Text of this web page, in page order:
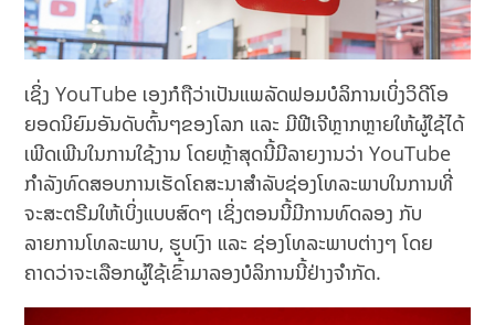
ເຊິ່ງ YouTube ເອງກໍຖືວ່າເປັນແພລັດຟອມບໍລິການເບິ່ງວິດີໂອ
ຍອດນິຍົມອັນດັບຕົ້ນໆຂອງໂລກ ແລະ ມີຟີເຈີຫຼາກຫຼາຍໃຫ້ຜູ້ໃຊ້ໄດ້
ເພີດເພີນໃນການໃຊ້ງານ ໂດຍຫຼ້າສຸດນີ້ມີລາຍງານວ່າ YouTube
ກຳລັງທົດສອບການເຮັດໂຄສະນາສຳລັບຊ່ອງໂທລະພາບໃນການທີ່
ຈະສະຕຣີມໃຫ້ເບິ່ງແບບສົດໆ ເຊິ່ງຕອນນີ້ມີການທົດລອງ ກັບ
ລາຍການໂທລະພາບ, ຮູບເງົາ ແລະ ຊ່ອງໂທລະພາບຕ່າງໆ ໂດຍ
ຄາດວ່າຈະເລືອກຜູ້ໃຊ້ເຂົ້າມາລອງບໍລິການນີ້ຢ່າງຈຳກັດ.